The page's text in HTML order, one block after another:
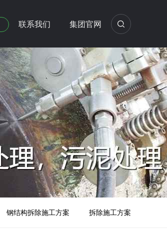
联系我们 集团官网
钢结构拆除施工方案 拆除施工方案